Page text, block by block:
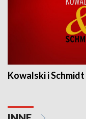
Kowalski i Schmidt